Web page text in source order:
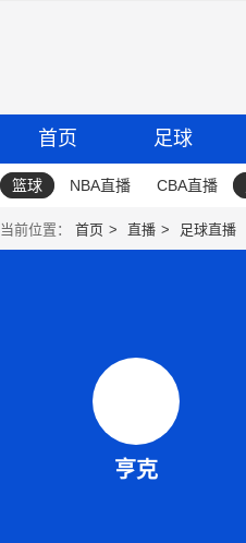
首页 足球
篮球 NBA直播 CBA直播
当前位置： 首页 直播 足球直播
亨克